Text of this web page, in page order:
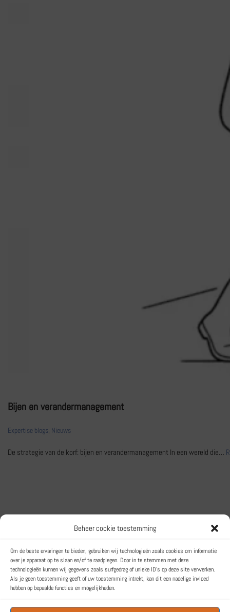
Beheer cookie toestemming
Om de beste ervaringen te bieden, gebruiken wij technologieën zoals cookies om informatie
over je apparaat op te slaan en/of te raadplegen. Door in te stemmen met deze
technologieën kunnen wij gegevens zoals surfgedrag of unieke ID's op deze site verwerken.
Als je geen toestemming geeft of uw toestemming intrekt, kan dit een nadelige invloed
hebben op bepaalde functies en mogelijkheden.
Bijen en verandermanagement
Expertise blogs, Nieuws
De strategie van de korf: bijen en verandermanagement In een wereld die…
Het Trainingsbureau
Een label van Lemonsqueeze BV
Toernooiveld 6
1359 JL ALMERE